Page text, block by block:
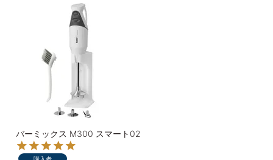
バーミックス M300 スマート02